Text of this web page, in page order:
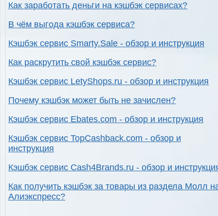
Как заработать деньги на кэшбэк сервисах?
В чём выгода кэшбэк сервиса?
Кэшбэк сервис Smarty.Sale - обзор и инструкция
Как раскрутить свой кэшбэк сервис?
Кэшбэк сервис LetyShops.ru - обзор и инструкция
Почему кэшбэк может быть не зачислен?
Кэшбэк сервис Ebates.com - обзор и инструкция
Кэшбэк сервис TopCashback.com - обзор и
инструкция
Кэшбэк сервис Cash4Brands.ru - обзор и
Как получить кэшбэк за товары из раздела Молл
Алиэкспресс?